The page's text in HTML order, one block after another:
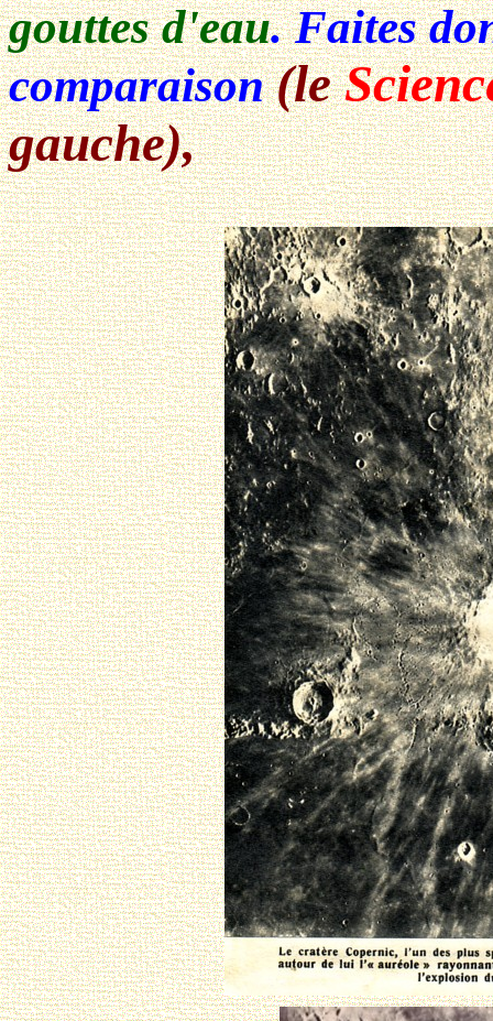
gouttes d'eau. Faites
comparaison(le
gauche),